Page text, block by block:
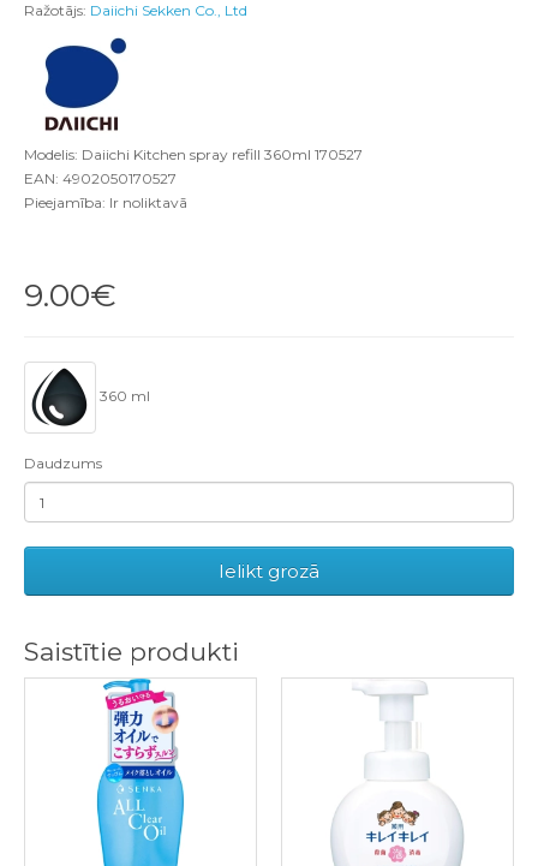
Ražotājs: Daiichi Sekken Co., Ltd
Modelis: Daiichi Kitchen spray refill 360ml 170527
EAN: 4902050170527
Pieejamība: Ir noliktavā
9.00€
360 ml
Daudzums
Ielikt grozā
Saistītie produkti